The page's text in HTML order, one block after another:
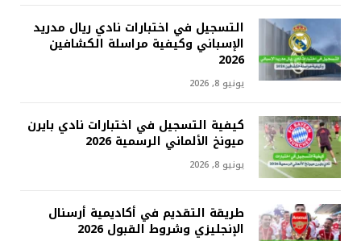
التسجيل في اختبارات نادي ريال مدريد
الإسباني وكيفية مراسلة الكشافين
2026
يونيو 8, 2026
كيفية التسجيل في اختبارات نادي بايرن
ميونخ الألماني الرسمية 2026
يونيو 8, 2026
طريقة التقديم في أكاديمية أرسنال
الإنجليزي وشروط القبول 2026